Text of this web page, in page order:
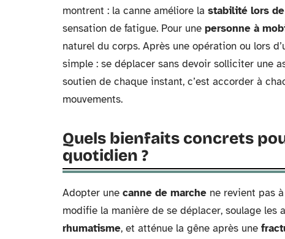
montrent : la canne améliore la stabilité lors
sensation de fatigue. Pour une personne à
naturel du corps. Après une opération ou lors
simple : se déplacer sans devoir solliciter une
soutien de chaque instant, c’est accorder à
mouvements.
Quels bienfaits concrets
quotidien ?
Adopter une canne de marche ne revient pas
modifie la manière de se déplacer, soulage les
rhumatisme, et atténue la gêne après une